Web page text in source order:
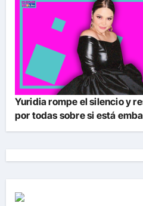
Yuridia rompe el silencio y
por todas sobre si está